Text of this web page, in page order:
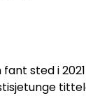
sted i